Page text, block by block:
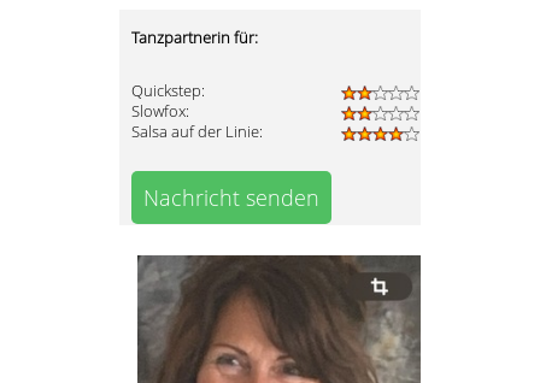
Tanzpartnerin für:
Quickstep:
Slowfox:
Salsa auf der Linie:
Nachricht senden